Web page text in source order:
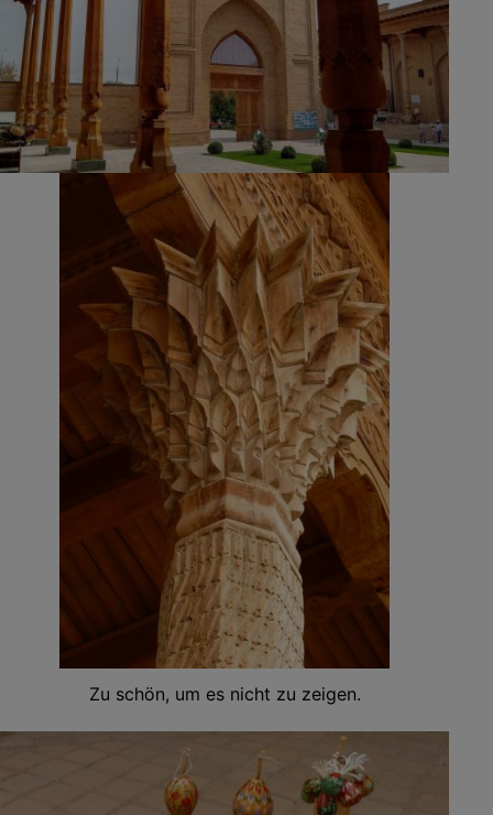
Zu schön, um es nicht zu zeigen.